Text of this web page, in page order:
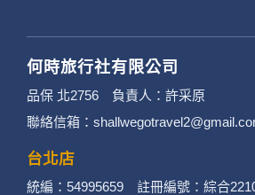
何時旅行社有限公司
品保 北2756 負責人：許采原
聯絡信箱：
台北店
統編：54995659 註冊編號：綜合